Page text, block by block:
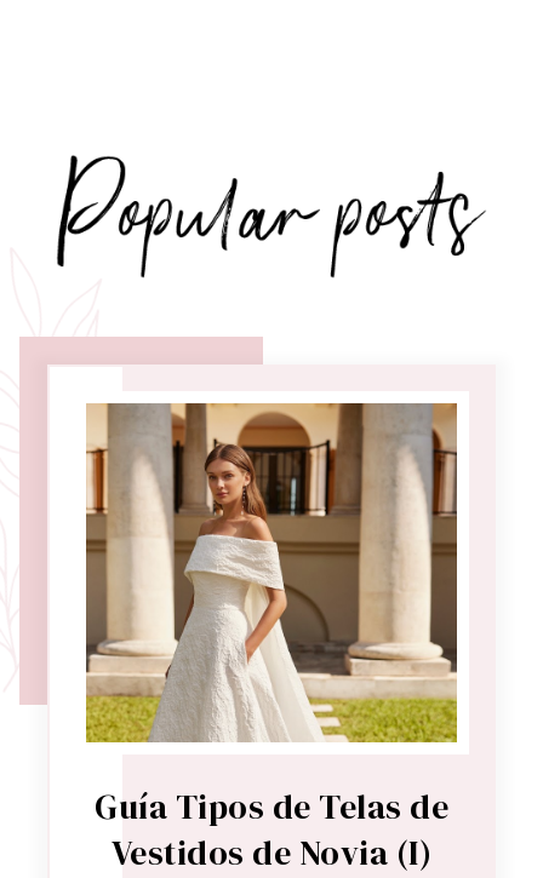
Guía Tipos de Telas de
Vestidos de Novia (I)